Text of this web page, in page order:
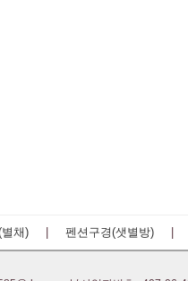
채) 펜션구경(샛별방)